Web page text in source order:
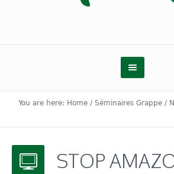
You are here: Home / Séminaires Grappe /
STOP